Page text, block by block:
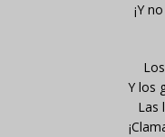
¡Y
Y los
Las